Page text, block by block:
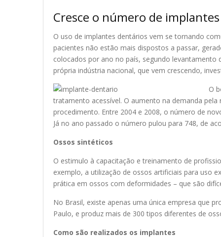
Cresce o número de
O uso de implantes dentários vem se tornando
pacientes não estão mais dispostos a passar,
colocados por ano no país, segundo levantamento
própria indústria nacional, que vem crescendo,
O
tratamento acessível. O aumento na demanda
procedimento. Entre 2004 e 2008, o número de
Já no ano passado o número pulou para 748, de
Ossos sintéticos
O estimulo à capacitação e treinamento de
exemplo, a utilização de ossos artificiais para uso
prática em ossos com deformidades – que são
No Brasil, existe apenas uma única empresa que
Paulo, e produz mais de 300 tipos diferentes de
Como são realizados os implantes